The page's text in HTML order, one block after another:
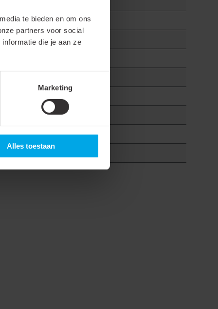
te bieden en om ons
partners voor social
die je aan ze
Marketing
Alles toestaan